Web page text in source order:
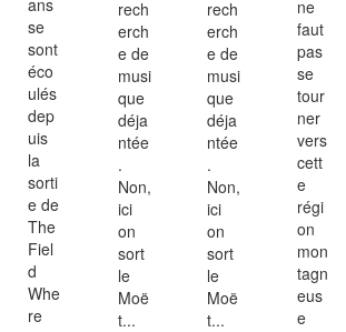
ans
se
sont
éco
ulés
dep
uis
la
sorti
e de
The
Fiel
d
Whe
re
rech
erch
e de
musi
que
déja
ntée
.
Non,
ici
on
sort
le
Moë
t...
rech
erch
e de
musi
que
déja
ntée
.
Non,
ici
on
sort
le
Moë
t...
ne
faut
pas
se
tour
ner
vers
cett
e
régi
on
mon
tagn
eus
e